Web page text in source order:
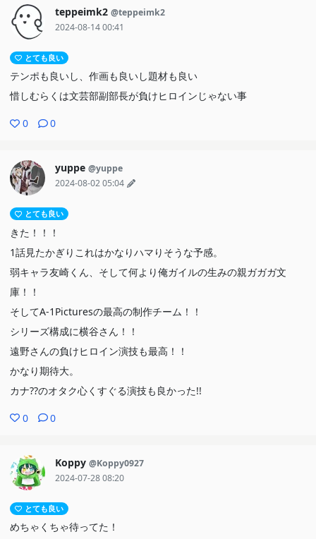
teppeimk2 @teppeimk2
2024-08-14 00:41
とても良い
テンポも良いし、作画も良いし題材も良い
惜しむらくは文芸部副部長が負けヒロインじゃない事
0 0
yuppe @yuppe
2024-08-02 05:04
とても良い
きた！！！
1話見たかぎりこれはかなりハマりそうな予感。
弱キャラ友崎くん、そして何より俺ガイルの生みの親ガガガ文
庫！！
そしてA-1Picturesの最高の制作チーム！！
シリーズ構成に横谷さん！！
遠野さんの負けヒロイン演技も最高！！
かなり期待大。
カナ??のオタク心くすぐる演技も良かった!!
0 0
Koppy @Koppy0927
2024-07-28 08:20
とても良い
めちゃくちゃ待ってた！